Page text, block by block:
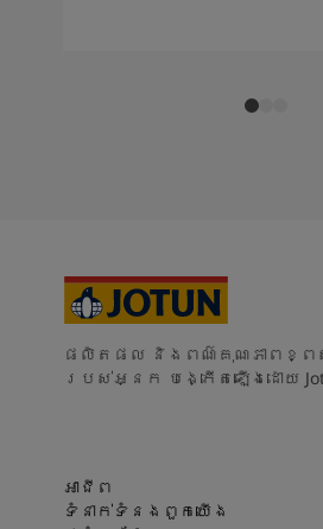
ផលិតផល និងពណ៌គុណភាពខ្ព
របស់អ្នក បង្កើតឡើងដោយ
អាជីព
ទំនាក់ទំនងពួកយើង